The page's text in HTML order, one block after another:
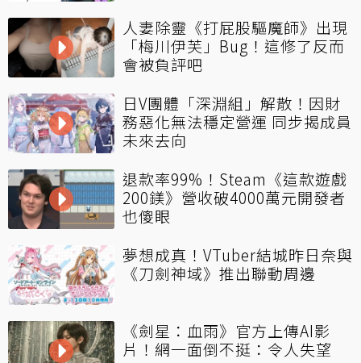
人妻除靈《打屁股驅魔師》出現
「梅川伊芙」Bug！這修了反而
會被負評吧
日V團體「深淵組」解散！因財
務惡化無法穩定營運 同步揭成員
未來去向
退款率99%！Steam《這款遊戲
200鎂》營收破4000萬元開發者
也傻眼
夢想成真！VTuber結城昨日奈與
《刀劍神域》推出聯動周邊
《劍星：血雨》官方上傳AI影
片！網一面倒不挺：令人失望